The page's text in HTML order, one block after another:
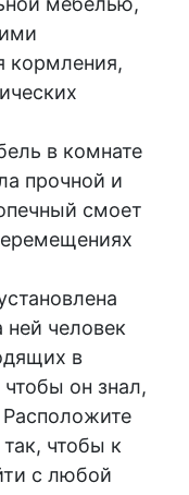
кормления,
в комнате
прочной и
смоет
человек
в
он знал,
Расположите
чтобы к
с любой